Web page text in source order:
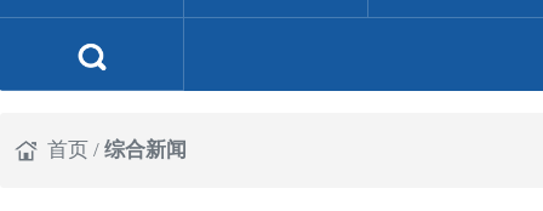
首页/综合新闻